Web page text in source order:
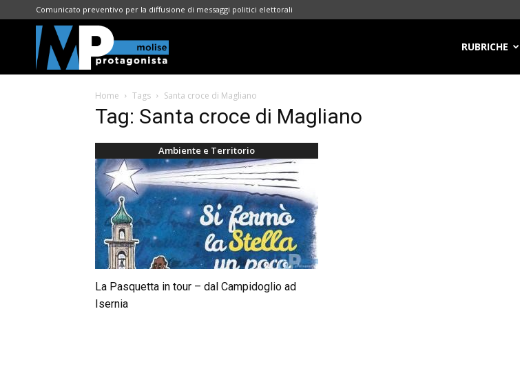
Comunicato preventivo per la diffusione di messaggi politici elettorali
Protagonista
RUBRICHE
Home Tags Santa croce di Magliano
Tag: Santa croce di Magliano
Ambiente e Territorio
La Pasquetta in tour – dal Campidoglio ad
Isernia